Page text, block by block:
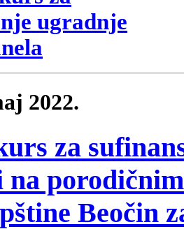
2022.
za
na
Beočin